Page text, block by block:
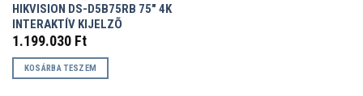
HIKVISION DS-D5B75RB 75″ 4K
INTERAKTÍV KIJELZÕ
1.199.030 Ft
KOSÁRBA TESZEM